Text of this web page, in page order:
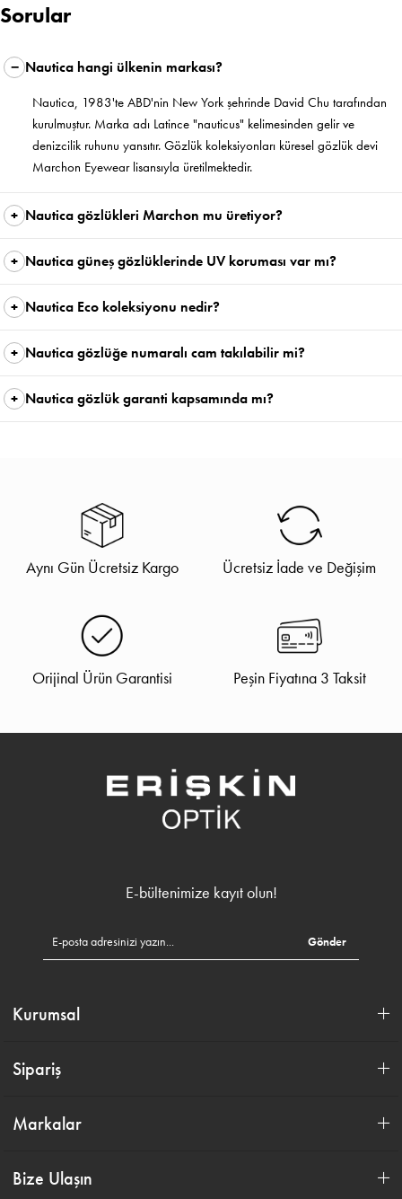
Sorular
Nautica hangi ülkenin markası?
Nautica, 1983'te ABD'nin New York şehrinde David Chu tarafından
kurulmuştur. Marka adı Latince "nauticus" kelimesinden gelir ve
denizcilik ruhunu yansıtır. Gözlük koleksiyonları küresel gözlük devi
Marchon Eyewear lisansıyla üretilmektedir.
Nautica gözlükleri Marchon mu üretiyor?
Nautica güneş gözlüklerinde UV koruması var mı?
Nautica Eco koleksiyonu nedir?
Nautica gözlüğe numaralı cam takılabilir mi?
Nautica gözlük garanti kapsamında mı?
Aynı Gün Ücretsiz Kargo Ücretsiz İade ve Değişim
Orijinal Ürün Garantisi Peşin Fiyatına 3 Taksit
E-bültenimize kayıt olun!
Gönder
Kurumsal
Sipariş
Markalar
Bize Ulaşın